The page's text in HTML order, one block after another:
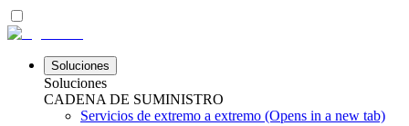
Soluciones
Soluciones
CADENA DE SUMINISTRO
Servicios de extremo a extremo (Opens in a new tab)